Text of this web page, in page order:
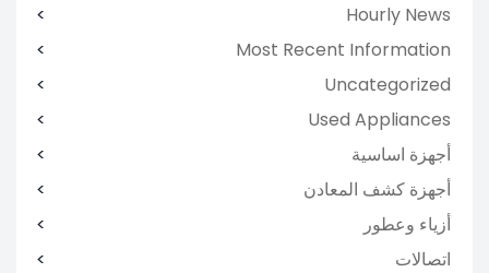
Hourly News
Most Recent Information
Uncategorized
Used Appliances
أجهزة اساسية
أجهزة كشف المعادن
أزياء وعطور
اتصالات